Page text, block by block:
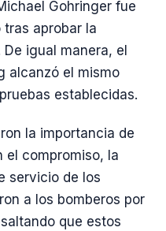
Gohringer fue
tras aprobar la
igual manera, el
alcanzó el mismo
establecidas.
la importancia de
el compromiso, la
servicio de los
a los bomberos por
que estos